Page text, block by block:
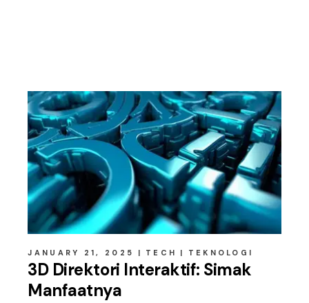
JANUARY 21, 2025 TECH TEKNOLOGI
3D Direktori Interaktif: Simak
Manfaatnya